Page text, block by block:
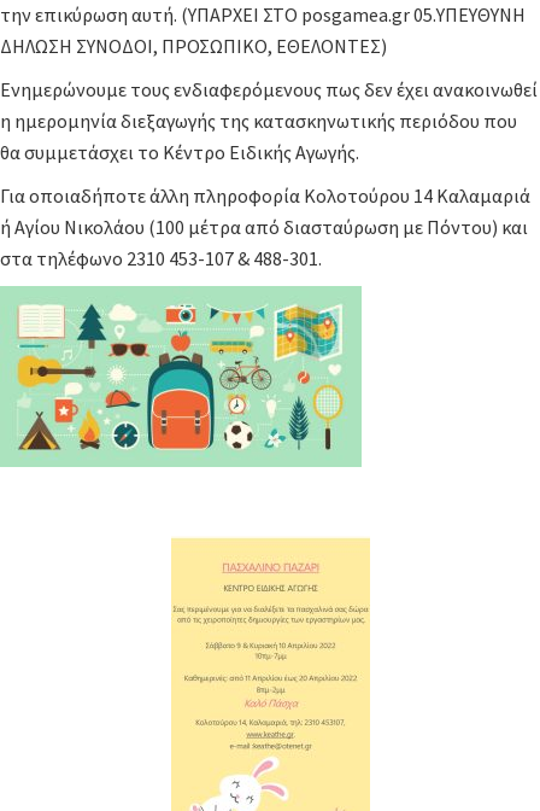
την επικύρωση αυτή. (ΥΠΑΡΧΕΙ ΣΤΟ posgamea.gr 05.ΥΠΕΥΘΥΝΗ
ΔΗΛΩΣΗ ΣΥΝΟΔΟΙ, ΠΡΟΣΩΠΙΚΟ, ΕΘΕΛΟΝΤΕΣ)
Ενημερώνουμε τους ενδιαφερόμενους πως δεν έχει ανακοινωθεί
η ημερομηνία διεξαγωγής της κατασκηνωτικής περιόδου που
θα συμμετάσχει το Κέντρο Ειδικής Αγωγής.
Για οποιαδήποτε άλλη πληροφορία Κολοτούρου 14 Καλαμαριά
ή Αγίου Νικολάου (100 μέτρα από διασταύρωση με Πόντου) και
στα τηλέφωνο 2310 453-107 & 488-301.